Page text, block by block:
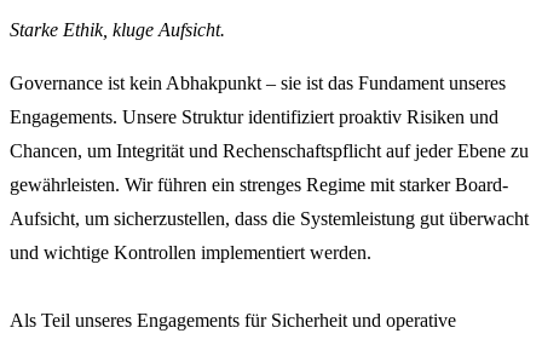
Starke Ethik, kluge Aufsicht.
Governance ist kein Abhakpunkt – sie ist das Fundament unseres
Engagements. Unsere Struktur identifiziert proaktiv Risiken und
Chancen, um Integrität und Rechenschaftspflicht auf jeder Ebene zu
gewährleisten. Wir führen ein strenges Regime mit starker Board-
Aufsicht, um sicherzustellen, dass die Systemleistung gut überwacht
und wichtige Kontrollen implementiert werden.
Als Teil unseres Engagements für Sicherheit und operative